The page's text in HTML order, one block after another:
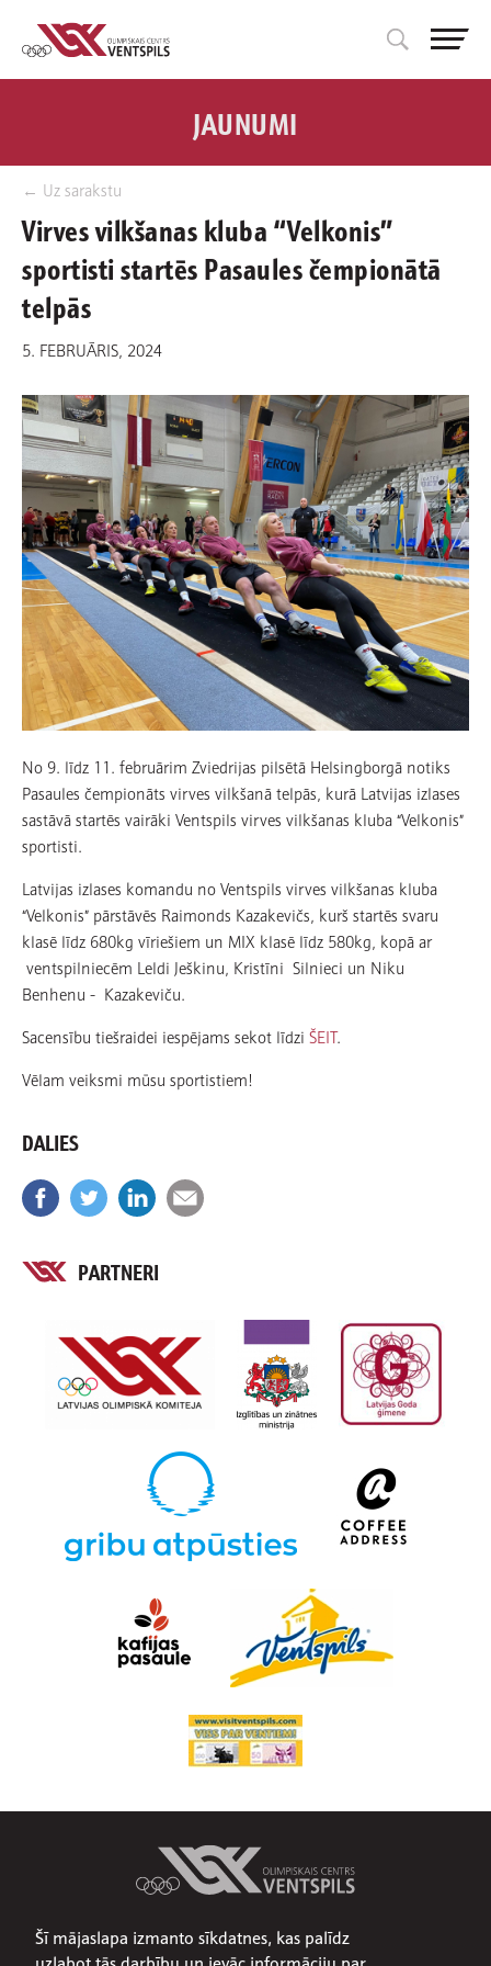
Šī mājaslapa izmanto sīkdatnes, kas palīdz
← Uz sarakstu
JAUNUMI
Virves vilkšanas kluba “Velkonis”
sportisti startēs Pasaules čempionātā
telpās
5. FEBRUĀRIS, 2024
No 9. līdz 11. februārim Zviedrijas pilsētā Helsingborgā notiks
Pasaules čempionāts virves vilkšanā telpās, kurā Latvijas izlases
sastāvā startēs vairāki Ventspils virves vilkšanas kluba “Velkonis”
sportisti.
Latvijas izlases komandu no Ventspils virves vilkšanas kluba
“Velkonis” pārstāvēs Raimonds Kazakevičs, kurš startēs svaru
klasē līdz 680kg vīriešiem un MIX klasē līdz 580kg, kopā ar
ventspilniecēm Leldi Ješkinu, Kristīni Silnieci un Niku
Benhenu - Kazakeviču.
Sacensību tiešraidei iespējams sekot līdzi ŠEIT.
Vēlam veiksmi mūsu sportistiem!
DALIES
PARTNERI
Par mums